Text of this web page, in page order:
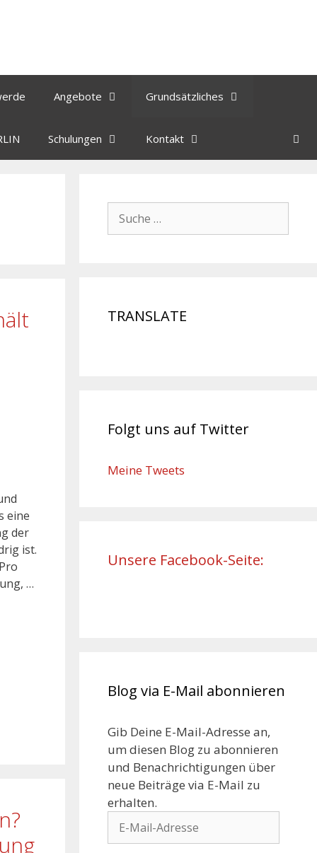
Angebote Grundsätzliches
Schulungen Kontakt
eine
der
ist.
…
TRANSLATE
Folgt uns auf Twitter
Meine Tweets
Unsere Facebook-Seite:
Blog via E-Mail abonnieren
Gib Deine E-Mail-Adresse an,
um diesen Blog zu abonnieren
und Benachrichtigungen über
neue Beiträge via E-Mail zu
erhalten.